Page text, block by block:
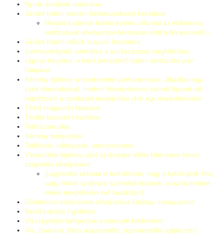
Nyílás áthidalók beépítése
Szilárd födém esetén: födémszerkezet készítése
Monolit vasbeton födém esetén célszerű az elektromos
védőcsövek elhelyezése betonozás előtt (villanyszerelő!)
Szilárd födém nélkül: koszorú készítése
(szerkezetépítés ismétlése a szintszámnak megfelelően)
Lépcső készítse: a felső (érkeztető) födém elkészülte után
bármikor
Kémény építése: a szerkezettel párhuzamosan, általában egy
szint elmaradással, modern köpenyelemes samott típusoknál
legtöbbször a szerkezet megépítése után egy munkafázisban
Térfal magasítás falazása
Térdfal koszorú készítése
Tető ácsmunka
Kémény befejezése
Tetőfedés, bádogozás, ereszcsatorna
Válaszfalak építése, ahol szükséges előtte bitumenes lemez
szigetelés elhelyezése
(Legkésőbb ekkorra el kell dönteni, hogy a belső ajtók Msz,
vagy német szabvány szerintiek lesznek, a nyílásméretet
ennek megfelelően kell kialakítani)
Elektromos védőcsövek elhelyezése falakba, mennyezetre
Belső vakolás / glettelés
Vízszigetelés befejezése a kimaradt felületeken
Víz, csatorna, fűtés alapszerelés, nyomáspróba (gépészet!)